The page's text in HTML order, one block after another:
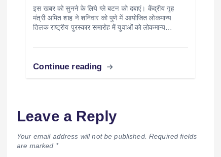
इस खबर को सुनने के लिये प्ले बटन को दबाएं। केंद्रीय गृह
मंत्री अमित शाह ने शनिवार को पुणे में आयोजित लोकमान्य
तिलक राष्ट्रीय पुरस्कार समारोह में युवाओं को लोकमान्य…
Continue reading
Leave a Reply
Your email address will not be published. Required fields
are marked *